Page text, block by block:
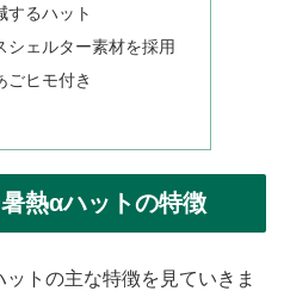
するハット
シェルター素材を採用
ごヒモ付き
熱αハットの特徴
トの主な特徴を見ていきま